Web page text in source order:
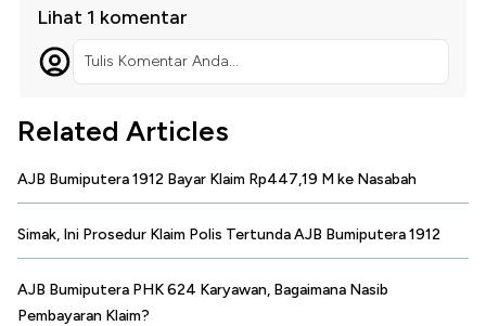
Lihat 1 komentar
Tulis Komentar Anda...
Related Articles
AJB Bumiputera 1912 Bayar Klaim Rp447,19 M ke Nasabah
Simak, Ini Prosedur Klaim Polis Tertunda AJB Bumiputera 1912
AJB Bumiputera PHK 624 Karyawan, Bagaimana Nasib
Pembayaran Klaim?